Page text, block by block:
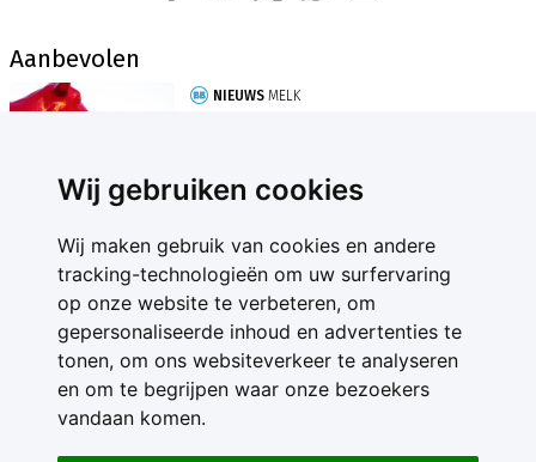
Wij gebruiken cookies
Wij maken gebruik van cookies en andere
tracking-technologieën om uw surfervaring
op onze website te verbeteren, om
gepersonaliseerde inhoud en advertenties te
tonen, om ons websiteverkeer te analyseren
en om te begrijpen waar onze bezoekers
vandaan komen.
Aanbevolen
NIEUWS MELK
Contact
Feedback
Nieuwsbrief
Adverteren
Gebruikersvoorwaarden